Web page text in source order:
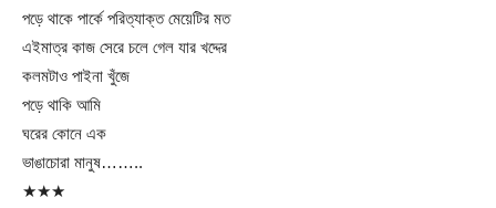
পড়ে থাকে পার্কে পরিত্যাক্ত মেয়েটির মত
এইমাত্র কাজ সেরে চলে গেল যার খদ্দের
কলমটাও পাইনা খুঁজে
পড়ে থাকি আমি
ঘরের কোনে এক
ভাঙাচোরা মানুষ……..
★★★